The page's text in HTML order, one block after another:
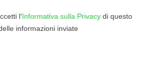
l'Informativa sulla Privacy di questo
informazioni inviate